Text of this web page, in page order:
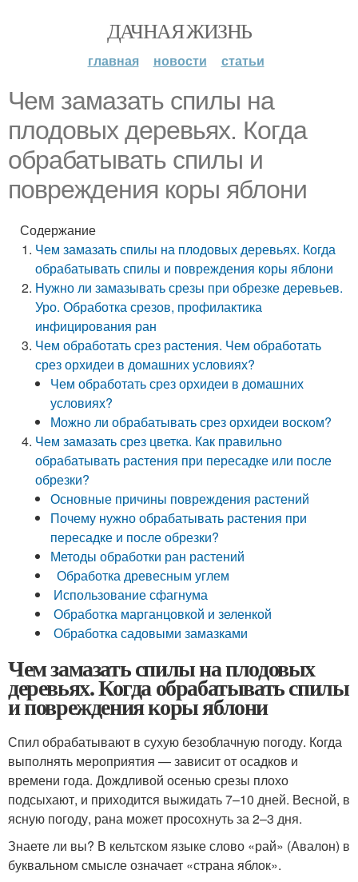
ДАЧНАЯ ЖИЗНЬ
главная новости статьи
Чем замазать спилы на
плодовых деревьях. Когда
обрабатывать спилы и
повреждения коры яблони
Содержание
Чем замазать спилы на плодовых деревьях. Когда
обрабатывать спилы и повреждения коры яблони
Нужно ли замазывать срезы при обрезке деревьев.
Уро. Обработка срезов, профилактика
инфицирования ран
Чем обработать срез растения. Чем обработать
срез орхидеи в домашних условиях?
Чем обработать срез орхидеи в домашних
условиях?
Можно ли обрабатывать срез орхидеи воском?
Чем замазать срез цветка. Как правильно
обрабатывать растения при пересадке или после
обрезки?
Основные причины повреждения растений
Почему нужно обрабатывать растения при
пересадке и после обрезки?
Методы обработки ран растений
Обработка древесным углем
Использование сфагнума
Обработка марганцовкой и зеленкой
Обработка садовыми замазками
Чем замазать спилы на плодовых
деревьях. Когда обрабатывать спилы
и повреждения коры яблони
Спил обрабатывают в сухую безоблачную погоду. Когда
выполнять мероприятия — зависит от осадков и
времени года. Дождливой осенью срезы плохо
подсыхают, и приходится выжидать 7–10 дней. Весной, в
ясную погоду, рана может просохнуть за 2–3 дня.
Знаете ли вы? В кельтском языке слово «рай» (Авалон) в
буквальном смысле означает «страна яблок».